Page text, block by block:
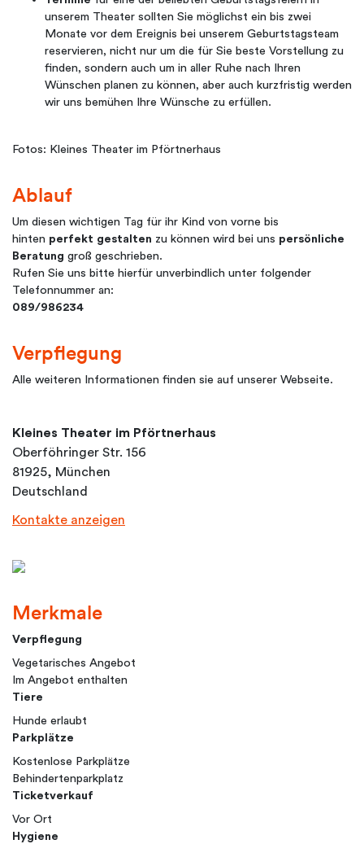
unserem Theater sollten Sie möglichst ein bis zwei
Monate vor dem Ereignis bei unserem Geburtstagsteam
reservieren, nicht nur um die für Sie beste Vorstellung zu
finden, sondern auch um in aller Ruhe nach Ihren
Wünschen planen zu können, aber auch kurzfristig werden
wir uns bemühen Ihre Wünsche zu erfüllen.
Fotos: Kleines Theater im Pförtnerhaus
Ablauf
Um diesen wichtigen Tag für ihr Kind von vorne bis
hinten perfekt gestalten zu können wird bei uns persönliche
Beratung groß geschrieben.
Rufen Sie uns bitte hierfür unverbindlich unter folgender
Telefonnummer an:
089/986234​​
Verpflegung
Alle weiteren Informationen finden sie auf unserer Webseite.
Kleines Theater im Pförtnerhaus
Oberföhringer Str. 156
81925, München
Deutschland
Kontakte anzeigen
Merkmale
Verpflegung
Vegetarisches Angebot
Im Angebot enthalten
Tiere
Hunde erlaubt
Parkplätze
Kostenlose Parkplätze
Behindertenparkplatz
Ticketverkauf
Vor Ort
Hygiene